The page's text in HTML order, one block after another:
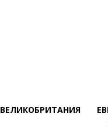
ВЕЛИКОБРИТАНИЯ